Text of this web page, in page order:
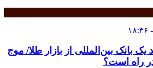
بانک بین‌المللی از بازار طلا/ موج
راه است؟